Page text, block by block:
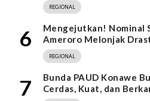
REGIONAL
6
Mengejutkan! Nominal
Ameroro Melonjak
REGIONAL
7
Bunda PAUD Konawe
Cerdas, Kuat, dan